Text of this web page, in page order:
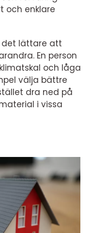
och enklare
det lättare att
En person
och låga
välja bättre
dra ned på
i vissa